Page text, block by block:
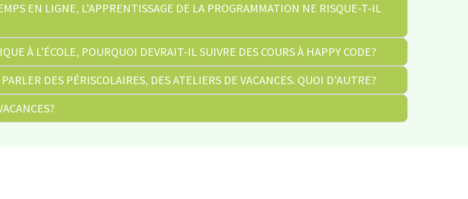
EN LIGNE, L'APPRENTISSAGE DE LA PROGRAMMATION NE RISQUE-T-IL
À L'ÉCOLE, POURQUOI DEVRAIT-IL SUIVRE DES COURS À HAPPY CODE?
DES PÉRISCOLAIRES, DES ATELIERS DE VACANCES. QUOI D'AUTRE?